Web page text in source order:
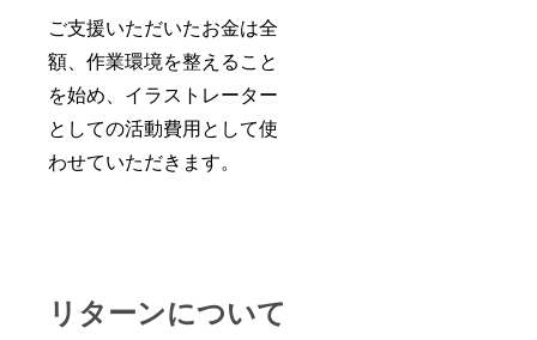
ご支援いただいたお金は全
額、作業環境を整えること
を始め、イラストレーター
としての活動費用として使
わせていただきます。
リターンについて